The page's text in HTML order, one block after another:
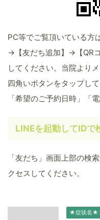
PC等でご覧頂いている方
→【友だち追加】→【QR
してください。当院より
四角いボタンをタップし
「希望のご予約日時」「
LINEを起動してIDで
「友だち」画面上部の検
クセスしてください。
★症状名★